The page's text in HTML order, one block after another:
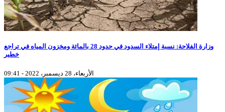
وزارة الفلاحة: نسبة إمتلاء السدود في حدود 28 بالمائة ومخزون المياه في تراجع
خطير
الأربعاء، 28 ديسمبر، 2022 - 09:41